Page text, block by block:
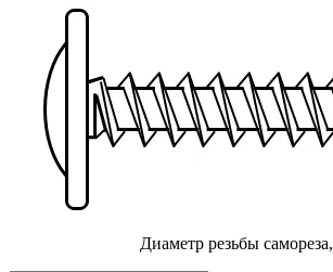
Диаметр резьбы самореза,